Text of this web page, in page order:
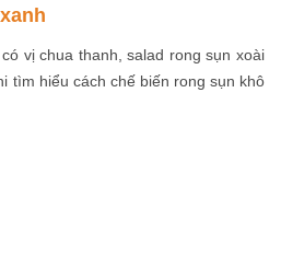
vị chua thanh, salad rong sụn xoài
tìm hiểu cách chế biến rong sụn khô